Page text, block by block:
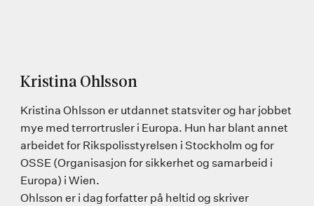
Kristina Ohlsson
Kristina Ohlsson er utdannet statsviter og har jobbet
mye med terrortrusler i Europa. Hun har blant annet
arbeidet for Rikspolisstyrelsen i Stockholm og for
OSSE (Organisasjon for sikkerhet og samarbeid i
Europa) i Wien.
Ohlsson er i dag forfatter på heltid og skriver